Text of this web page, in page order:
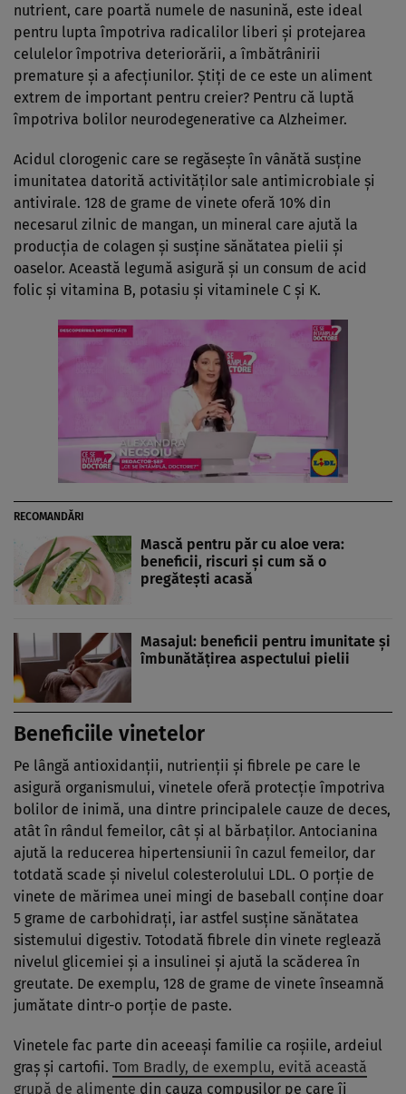
nutrient, care poartă numele de nasunină, este ideal
pentru lupta împotriva radicalilor liberi şi protejarea
celulelor împotriva deteriorării, a îmbătrânirii
premature şi a afecţiunilor. Ştiţi de ce este un aliment
extrem de important pentru creier? Pentru că luptă
împotriva bolilor neurodegenerative ca Alzheimer.
Acidul clorogenic care se regăseşte în vânătă susţine
imunitatea datorită activităţilor sale antimicrobiale şi
antivirale. 128 de grame de vinete oferă 10% din
necesarul zilnic de mangan, un mineral care ajută la
producţia de colagen şi susţine sănătatea pielii şi
oaselor. Această legumă asigură şi un consum de acid
folic şi vitamina B, potasiu şi vitaminele C şi K.
RECOMANDĂRI
Mască pentru păr cu aloe vera:
beneficii, riscuri şi cum să o
pregăteşti acasă
Masajul: beneficii pentru imunitate şi
îmbunătăţirea aspectului pielii
Beneficiile vinetelor
Pe lângă antioxidanţii, nutrienţii şi fibrele pe care le
asigură organismului, vinetele oferă protecţie împotriva
bolilor de inimă, una dintre principalele cauze de deces,
atât în rândul femeilor, cât şi al bărbaţilor. Antocianina
ajută la reducerea hipertensiunii în cazul femeilor, dar
totdată scade şi nivelul colesterolului LDL. O porţie de
vinete de mărimea unei mingi de baseball conţine doar
5 grame de carbohidraţi, iar astfel susţine sănătatea
sistemului digestiv. Totodată fibrele din vinete reglează
nivelul glicemiei şi a insulinei şi ajută la scăderea în
greutate. De exemplu, 128 de grame de vinete înseamnă
jumătate dintr-o porţie de paste.
Vinetele fac parte din aceeaşi familie ca roşiile, ardeiul
graş şi cartofii. Tom Bradly, de exemplu, evită această
grupă de alimente din cauza compuşilor pe care îi